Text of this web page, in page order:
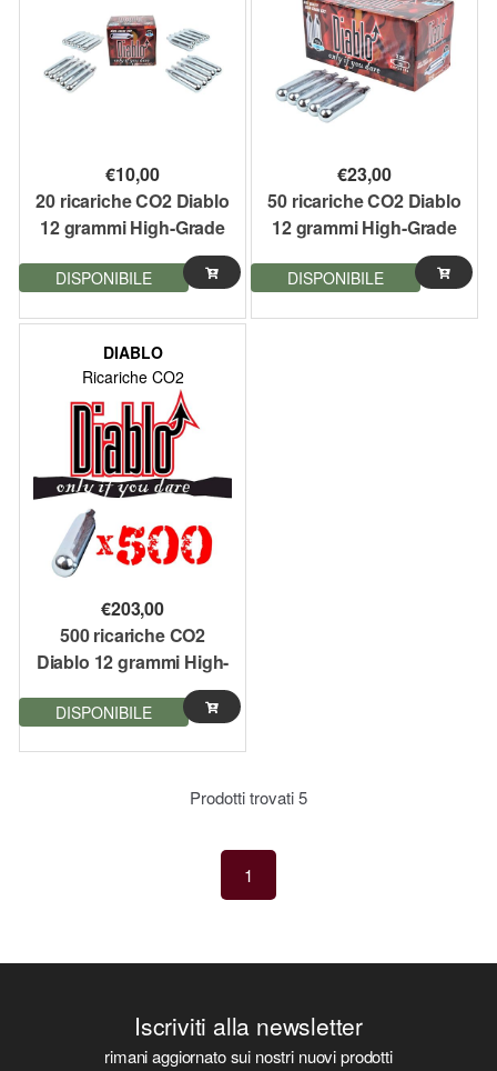
€10,00
20 ricariche CO2 Diablo
12 grammi High-Grade
Bombolette Set da 20
softair
DISPONIBILE
€23,00
50 ricariche CO2 Diablo
12 grammi High-Grade
Bombolette Set da 50
softair
DISPONIBILE
DIABLO
Ricariche CO2
€203,00
500 ricariche CO2
Diablo 12 grammi High-
Grade Bombolette Set
da 500 softair
DISPONIBILE
Prodotti trovati5
1
Iscriviti alla newsletter
rimani aggiornato sui nostri nuovi prodotti